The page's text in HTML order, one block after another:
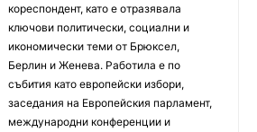
кореспондент, като е отразявала
ключови политически, социални и
икономически теми от Брюксел,
Берлин и Женева. Работила е по
събития като европейски избори,
заседания на Европейския парламент,
международни конференции и